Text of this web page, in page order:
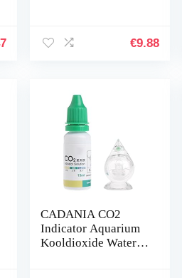
€9.88
CADANIA CO2
Indicator Aquarium
Kooldioxide Water